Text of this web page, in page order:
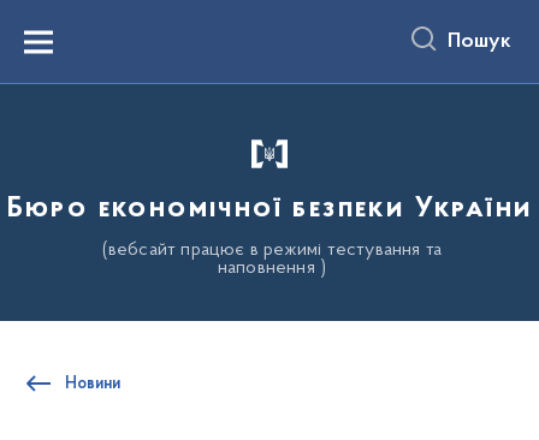
вмістуMenu Пошук
Бюро економічної безпеки України
(вебсайт працює в режимі тестування та
наповнення )
Новини